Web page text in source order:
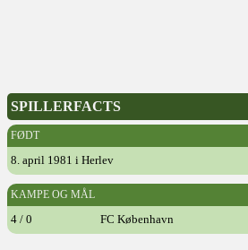
SPILLERFACTS
FØDT
8. april 1981 i Herlev
KAMPE OG MÅL
4 / 0 FC København